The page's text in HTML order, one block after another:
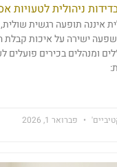
ניהולית לטעויות
איננה תופעה רגשית
ישירה על איכות
ומנהלים בכירים פועלים
פברואר 1, 2026